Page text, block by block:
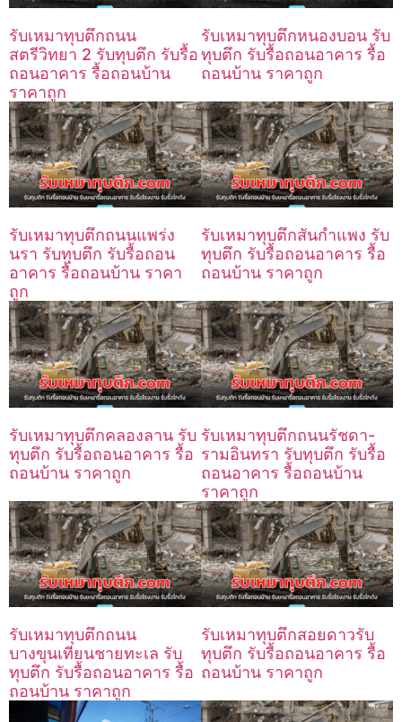
รับเหมาทุบตึกถนน
สตรีวิทยา 2 รับทุบตึก รับรื้อ
ถอนอาคาร รื้อถอนบ้าน
ราคาถูก
รับเหมาทุบตึกหนองบอน รับ
ทุบตึก รับรื้อถอนอาคาร รื้อ
ถอนบ้าน ราคาถูก
รับเหมาทุบตึกถนนแพร่ง
นรา รับทุบตึก รับรื้อถอน
อาคาร รื้อถอนบ้าน ราคา
ถูก
รับเหมาทุบตึกสันกำแพง รับ
ทุบตึก รับรื้อถอนอาคาร รื้อ
ถอนบ้าน ราคาถูก
รับเหมาทุบตึกคลองลาน รับ
ทุบตึก รับรื้อถอนอาคาร รื้อ
ถอนบ้าน ราคาถูก
รับเหมาทุบตึกถนนรัชดา-
รามอินทรา รับทุบตึก รับรื้อ
ถอนอาคาร รื้อถอนบ้าน
ราคาถูก
รับเหมาทุบตึกถนน
บางขุนเทียนชายทะเล รับ
ทุบตึก รับรื้อถอนอาคาร รื้อ
ถอนบ้าน ราคาถูก
รับเหมาทุบตึกสอยดาวรับ
ทุบตึก รับรื้อถอนอาคาร รื้อ
ถอนบ้าน ราคาถูก